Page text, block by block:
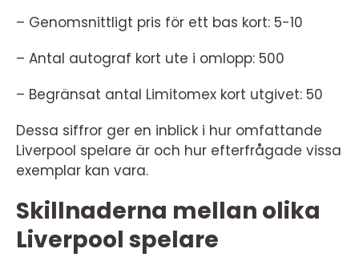
– Genomsnittligt pris för ett bas kort: 5-10
– Antal autograf kort ute i omlopp: 500
– Begränsat antal Limitomex kort utgivet: 50
Dessa siffror ger en inblick i hur omfattande
Liverpool spelare är och hur efterfrågade vissa
exemplar kan vara.
Skillnaderna mellan olika
Liverpool spelare